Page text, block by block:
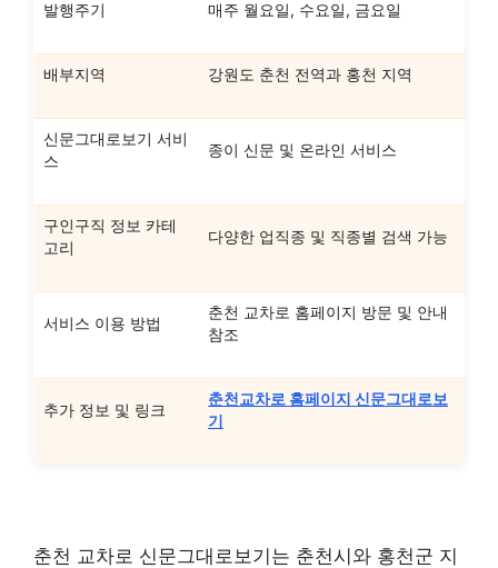
발행주기 매주 월요일, 수요일, 금요일
배부지역 강원도 춘천 전역과 홍천 지역
신문그대로보기 서비
스
종이 신문 및 온라인 서비스
구인구직 정보 카테
고리
다양한 업직종 및 직종별 검색 가능
서비스 이용 방법
춘천 교차로 홈페이지 방문 및 안내
참조
추가 정보 및 링크
춘천교차로 홈페이지 신문그대로보
기
춘천 교차로 신문그대로보기는 춘천시와 홍천군 지